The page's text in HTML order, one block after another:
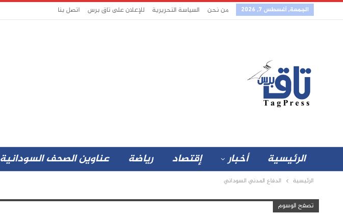
الجمعة, أغسطس 7, 2026 من نحن السياسة التحريرية للإعلان على تاق برس اتصل بنا
الرئيسية أخبار إقتصاد رياضة عناوين الصحف السودانية
الرئيسية الدفاع المدني السوداني
تصفح الوسوم